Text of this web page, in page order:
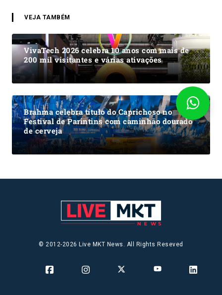
VEJA TAMBÉM
VivaTech 2026 celebra 10 anos com mais de
200 mil visitantes e várias ativações
Brahma celebra título do Caprichoso no
Festival de Parintins com caminhão dourado
de cerveja
© 2012-2026 Live MKT News. All Rights Reseved